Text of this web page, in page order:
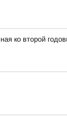
ко второй